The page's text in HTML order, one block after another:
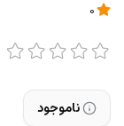
ناموجود